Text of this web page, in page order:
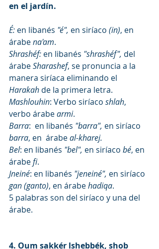
en el jardín.
É: en libanés "é", en siríaco (in), en
árabe na'am.
Shrashéf: en libanés "shrashéf", del
árabe Sharashef, se pronuncia a la
manera siríaca eliminando el
Harakah de la primera letra.
Mashlouhin: Verbo siríaco shlah,
verbo árabe armi.
Barra:  en libanés "barra", en siríaco
barra, en  árabe al-kharej.
Bel: en libanés "bel", en siríaco bé, en
árabe fi.
Jneiné: en libanés "jeneiné", en siríaco
gan (ganto), en árabe hadiqa.
5 palabras son del siríaco y una del
árabe.
4. Oum sakkér lshebbék, shob